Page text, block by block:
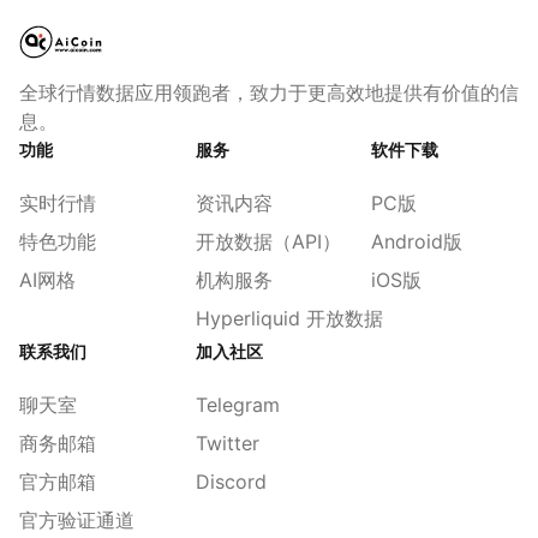
全球行情数据应用领跑者，致力于更高效地提供有价值的信
息。
功能
实时行情
特色功能
AI网格
服务
资讯内容
开放数据（API）
机构服务
Hyperliquid 开放数据
软件下载
PC版
Android版
iOS版
联系我们
聊天室
商务邮箱
官方邮箱
官方验证通道
加入社区
Telegram
Twitter
Discord